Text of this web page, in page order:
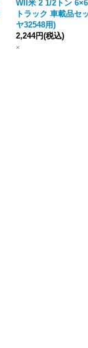
WII米 2 1/2トン
トラック 車載品セ
ヤ32548用)
2,244円(税込)
×